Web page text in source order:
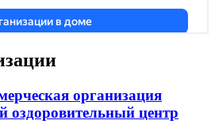
организация
оздоровительный центр